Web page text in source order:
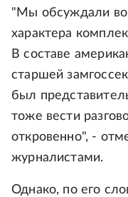
"Мы обсуждали
характера
В составе
старшей
был
тоже вести
откровенно", -
журналистами.
Однако, по его